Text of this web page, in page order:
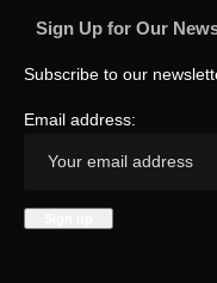
Sign Up for Our
Subscribe to our
Email address: